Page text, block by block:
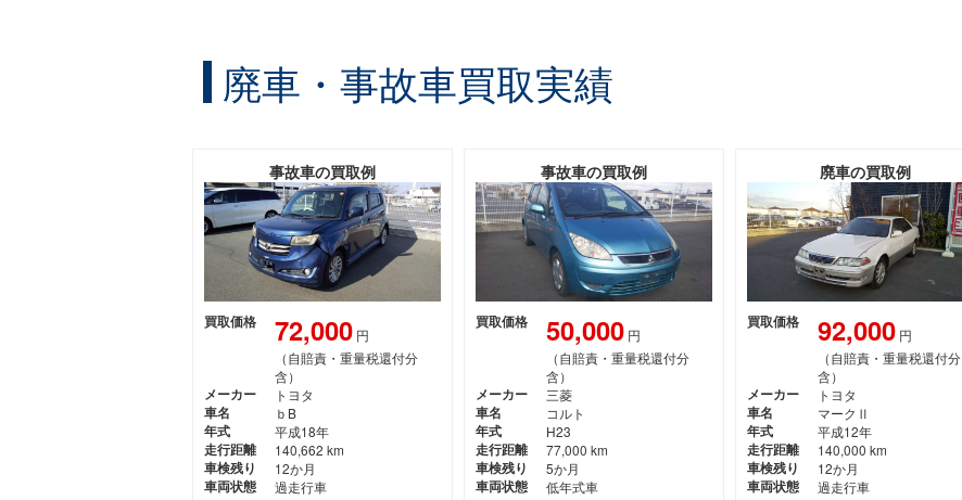
廃車・事故車買取実績
事故車の買取例
買取価格 72,000 円
（自賠責・重量税還付分
含）
メーカー
トヨタ
車名
ｂB
年式
平成18年
走行距離
140,662 km
車検残り
12か月
車両状態
過走行車
事故車の買取例
買取価格 50,000 円
（自賠責・重量税還付分
含）
メーカー
三菱
車名
コルト
年式
H23
走行距離
77,000 km
車検残り
5か月
車両状態
低年式車
廃車の買取例
買取価格 92,000 円
（自賠責・重量税還付分
含）
メーカー
トヨタ
車名
マークⅡ
年式
平成12年
走行距離
140,000 km
車検残り
12か月
車両状態
過走行車